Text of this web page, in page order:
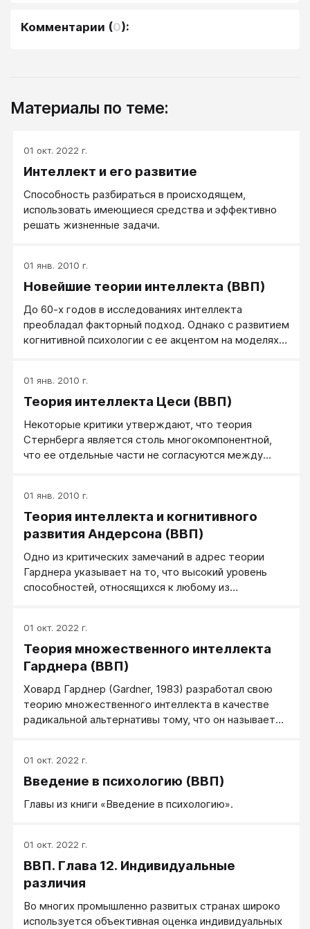
Комментарии (0):
Материалы по теме:
01 окт. 2022 г.
Интеллект и его развитие
Способность разбираться в происходящем,
использовать имеющиеся средства и эффективно
решать жизненные задачи.
01 янв. 2010 г.
Новейшие теории интеллекта (ВВП)
До 60-х годов в исследованиях интеллекта
преобладал факторный подход. Однако с развитием
когнитивной психологии с ее акцентом на моделях
несколько по-разному, но основная идея состоит в
том, чтобы объяснить интеллект на языке
выполнении нами интеллектуальной деятельности
(Hunt, 1990; Carpenter, Just & Shell, 1990).
Информационный подход ставит следующие
01 янв. 2010 г.
Теория интеллекта Цеси (ВВП)
Некоторые критики утверждают, что теория
Стернберга является столь многокомпонентной,
что ее отдельные части не согласуются между
осуществляется в повседневных контекстах.
Третьи указывают на то, что эта теория по большей
части игнорирует биологические аспекты
ответить на эти вопросы, развив теорию
Стернберга и уделив значительно большее
внимание контексту и его влиянию на процесс
«множественные когнитивные потенциалы», в
способности или фактора общего интеллекта
01 янв. 2010 г.
Теория интеллекта и когнитивного
развития Андерсона (ВВП)
Одно из критических замечаний в адрес теории
Гарднера указывает на то, что высокий уровень
способностей, относящихся к любому из
способностей, касающихся и других проявлений
интеллекта; т. е. что ни одна из специфических
способностей не является полностью независимой
01 окт. 2022 г.
Теория множественного интеллекта
Гарднера (ВВП)
Ховард Гарднер (Gardner, 1983) разработал свою
теорию множественного интеллекта в качестве
радикальной альтернативы тому, что он называет
01 окт. 2022 г.
Введение в психологию (ВВП)
Главы из книги «Введение в психологию».
01 окт. 2022 г.
ВВП. Глава 12. Индивидуальные
различия
Во многих промышленно развитых странах широко
используется объективная оценка индивидуальных